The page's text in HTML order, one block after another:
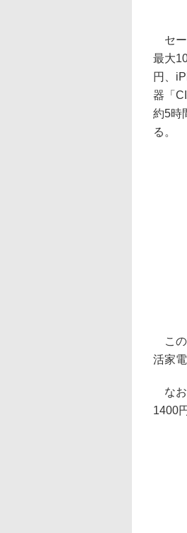
セー
最大
円、
器「
約5時
る。
この
活家
なお
1400